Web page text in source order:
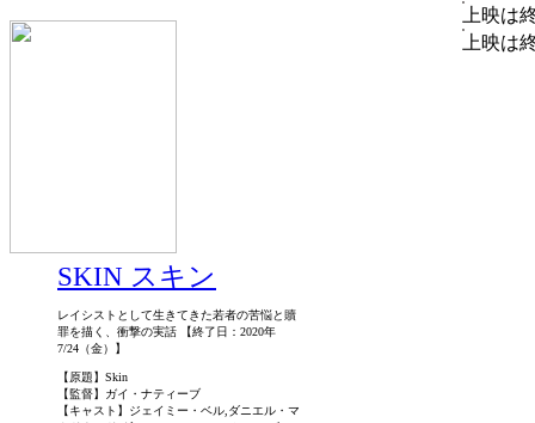
上映は
SKIN スキン
レイシストとして生きてきた若者の苦悩と贖
罪を描く、衝撃の実話 【終了日：2020年
7/24（金）】
【原題】Skin
【監督】ガイ・ナティーブ
【キャスト】ジェイミー・ベル,ダニエル・マ
上映は